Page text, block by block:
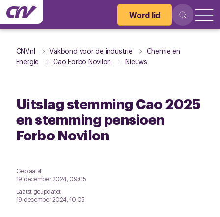
Word lid
CNV.nl Vakbond voor de industrie
Chemie en
Energie
Cao Forbo Novilon Nieuws
Uitslag stemming Cao 2025
en stemming pensioen
Forbo Novilon
Geplaatst
19 december 2024, 09:05
Laatst geüpdatet
19 december 2024, 10:05